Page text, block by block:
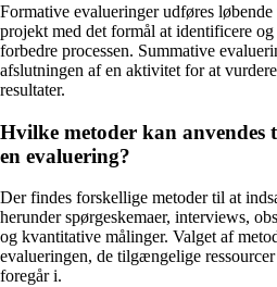
Formative evalueringer udføres
projekt med det formål at identificere
forbedre processen. Summative
afslutningen af en aktivitet for at
resultater.
Hvilke metoder kan anvendes
en evaluering?
Der findes forskellige metoder til at
herunder spørgeskemaer, interviews,
og kvantitative målinger. Valget af
evalueringen, de tilgængelige
foregår i.